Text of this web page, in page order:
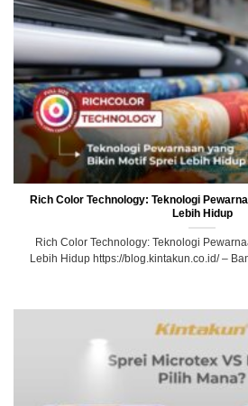
Rich Color Technology: Teknologi
Lebih Hidup
Rich Color Technology: Teknologi
Lebih Hidup https://blog.kintakun.co.id/ –